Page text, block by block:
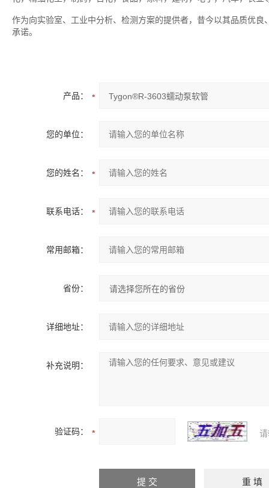
作为向实验室、工业中分析、检测方案的提供者，昔今以其品质优
承诺。
产品：
您的单位：
您的姓名：
联系电话：
常用邮箱：
省份：
详细地址：
补充说明：
验证码：